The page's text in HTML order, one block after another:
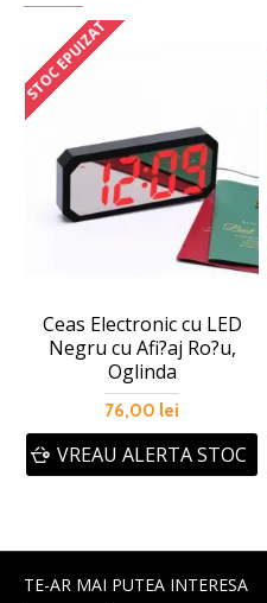
STOC EPUIZAT
Ceas Electronic cu LED
Negru cu Afi?aj Ro?u,
Oglinda
76,00 lei
VREAU ALERTA STOC
TE-AR MAI PUTEA INTERESA